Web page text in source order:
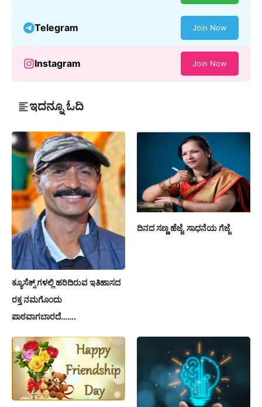
Telegram Join Now
Instagram Join Now
ಇದನ್ನೂ ಓದಿ
ಕ್ಯೂಸೆಕ್ಸ್ ಗಳಲ್ಲಿ ಹರಿದಿರುವ ಇತಿಹಾಸದ
ರಕ್ತ ನಮಗೊಂದು
ಪಾಠವಾಗಬಾರದೆ…….
ದಿನದ ಸಣ್ಣ ಹೆಜ್ಜೆ, ಸಾಧನೆಯ ಗೆಜ್ಜೆ